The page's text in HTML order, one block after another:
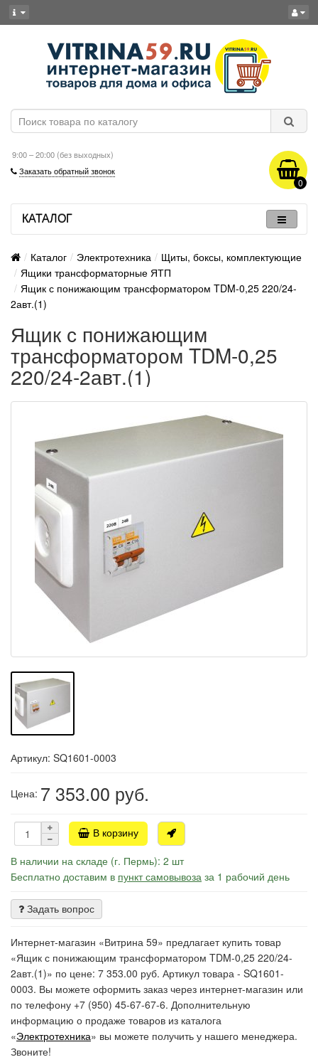
9:00 – 20:00 (без выходных)
Заказать обратный звонок
0
КАТАЛОГ
Каталог Электротехника
Щиты, боксы, комплектующие
Ящики трансформаторные ЯТП
Ящик с понижающим трансформатором TDM-0,25 220/24-
2авт.(1)
Ящик с понижающим
трансформатором TDM-0,25
220/24-2авт.(1)
Артикул: SQ1601-0003
Цена: 7 353.00 руб.
В корзину
В наличии на складе (г. Пермь): 2 шт
Бесплатно доставим в пункт самовывоза за 1 рабочий день
Задать вопрос
Интернет-магазин «Витрина 59» предлагает купить товар
«Ящик с понижающим трансформатором TDM-0,25 220/24-
2авт.(1)» по цене: 7 353.00 руб. Артикул товара - SQ1601-
0003. Вы можете оформить заказ через интернет-магазин или
по телефону +7 (950) 45-67-67-6. Дополнительную
информацию о продаже товаров из каталога
«Электротехника» вы можете получить у нашего менеджера.
Звоните!